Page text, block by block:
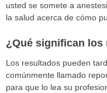
usted se somete a
la salud acerca de cómo
¿Qué significan los
Los resultados pueden
comúnmente llamado
para que lo lea su